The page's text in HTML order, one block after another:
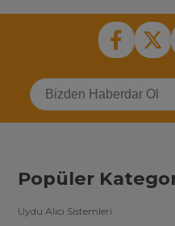
Popüler
Uydu Alıcı Sistemleri